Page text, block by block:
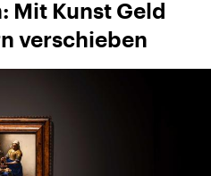
Mit Kunst Geld
verschieben